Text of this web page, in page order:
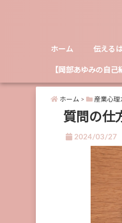
ホーム 伝える
【岡部あゆみの自己
ホーム > 産業心理
質問の仕
2024/03/27